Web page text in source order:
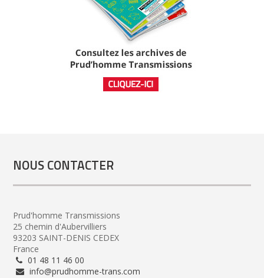
NOUS CONTACTER
Prud'homme Transmissions
25 chemin d'Aubervilliers
93203 SAINT-DENIS CEDEX
France
01 48 11 46 00
info@prudhomme-trans.com